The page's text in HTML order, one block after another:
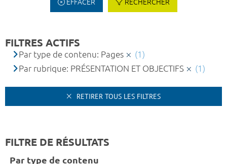
EFFACER RECHERCHER
FILTRES ACTIFS
Par type de contenu: Pages
(1)
Par rubrique: PRÉSENTATION ET OBJECTIFS
(1)
RETIRER TOUS LES FILTRES
FILTRE DE RÉSULTATS
Par type de contenu